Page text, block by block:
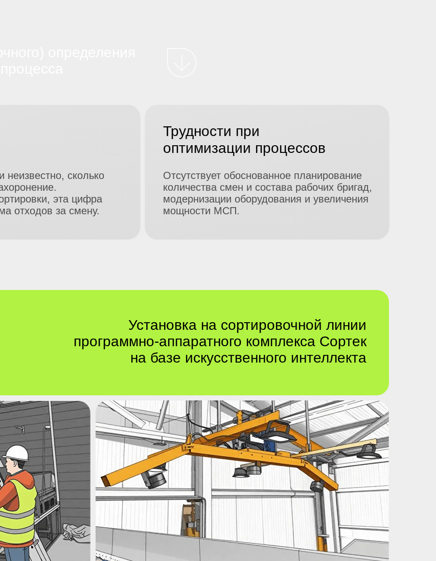
неизвестно, сколько
эта цифра
отходов за смену.
Трудности при
оптимизации процессов
Отсутствует обоснованное планирование
количества смен и состава рабочих бригад,
модернизации оборудования и увеличения
мощности МСП.
Установка на сортировочной линии
программно-аппаратного комплекса Сортек
на базе искусственного интеллекта